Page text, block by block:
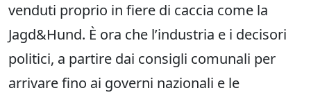
venduti proprio in fiere di caccia come la
Jagd&Hund. È ora che l’industria e i decisori
politici, a partire dai consigli comunali per
arrivare fino ai governi nazionali e le